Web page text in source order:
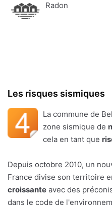
Radon
Les risques sismiques
La commune de
zone sismique de
cela en tant que
Depuis octobre 2010, un
France divise son territoire
croissante avec des
dans le code de